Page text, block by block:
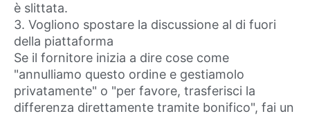
è slittata.
3. Vogliono spostare la discussione al di fuori
della piattaforma
Se il fornitore inizia a dire cose come
"annulliamo questo ordine e gestiamolo
privatamente" o "per favore, trasferisci la
differenza direttamente tramite bonifico", fai un